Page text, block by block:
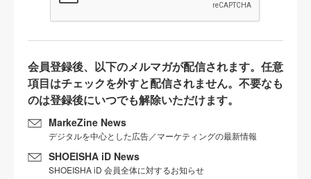
会員登録後、以下のメルマガが配信されます。任意
項目はチェックを外すと配信されません。不要なも
のは登録後にいつでも解除いただけます。
MarkeZine News
デジタルを中心とした広告／マーケティングの最新情報
SHOEISHA iD News
SHOEISHA iD 会員全体に対するお知らせ